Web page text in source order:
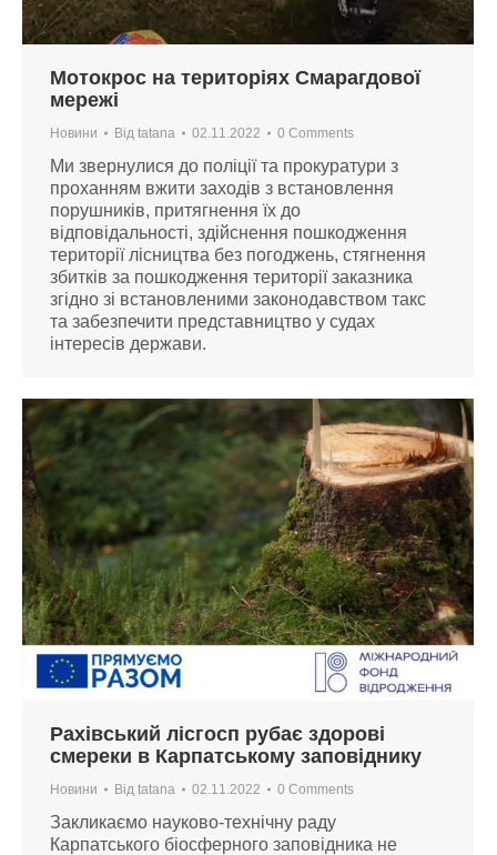
Мотокрос на територіях Смарагдової
мережі
Новини Від tatana 02.11.2022 0 Comments
Ми звернулися до поліції та прокуратури з
проханням вжити заходів з встановлення
порушників, притягнення їх до
відповідальності, здійснення пошкодження
території лісництва без погоджень, стягнення
збитків за пошкодження території заказника
згідно зі встановленими законодавством такс
та забезпечити представництво у судах
інтересів держави.
Рахівський лісгосп рубає здорові
смереки в Карпатському заповіднику
Новини Від tatana 02.11.2022 0 Comments
Закликаємо науково-технічну раду
Карпатського біосферного заповідника не